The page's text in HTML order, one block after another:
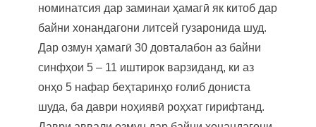
номинатсия дар заминаи ҳамагӣ як китоб дар
байни хонандагони литсей гузаронида шуд.
Дар озмун ҳамагӣ 30 довталабон аз байни
синфҳои 5 – 11 иштирок варзиданд, ки аз
онҳо 5 нафар беҳтаринҳо ғолиб дониста
шуда, ба даври ноҳиявӣ роҳхат гирифтанд.